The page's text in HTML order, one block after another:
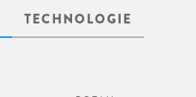
TECHNOLOGIE